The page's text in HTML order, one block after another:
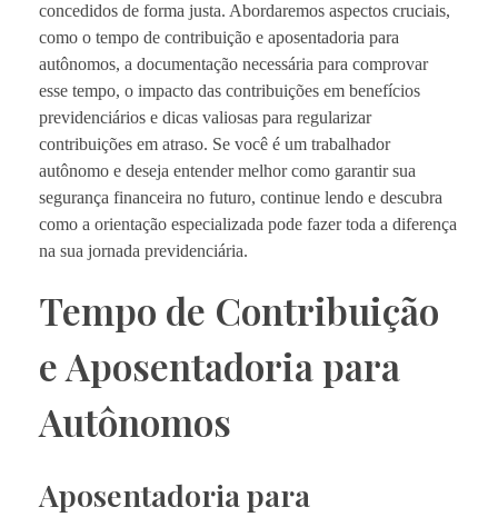
concedidos de forma justa. Abordaremos aspectos cruciais,
como o tempo de contribuição e aposentadoria para
autônomos, a documentação necessária para comprovar
esse tempo, o impacto das contribuições em benefícios
previdenciários e dicas valiosas para regularizar
contribuições em atraso. Se você é um trabalhador
autônomo e deseja entender melhor como garantir sua
segurança financeira no futuro, continue lendo e descubra
como a orientação especializada pode fazer toda a diferença
na sua jornada previdenciária.
Tempo de Contribuição
e Aposentadoria para
Autônomos
Aposentadoria para